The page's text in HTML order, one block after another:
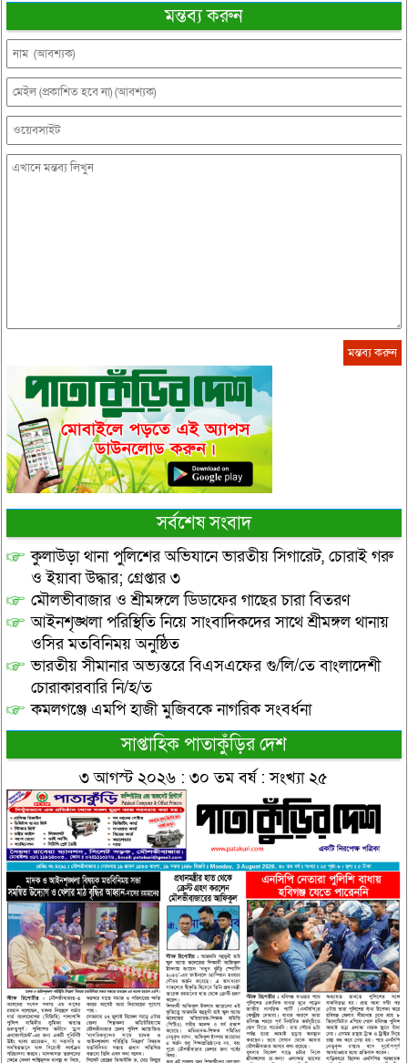
মন্তব্য করুন
সর্বশেষ সংবাদ
কুলাউড়া থানা পুলিশের অভিযানে ভারতীয় সিগারেট, চোরাই গরু
ও ইয়াবা উদ্ধার; গ্রেপ্তার ৩
মৌলভীবাজার ও শ্রীমঙ্গলে ডিডাফের গাছের চারা বিতরণ
আইনশৃঙ্খলা পরিস্থিতি নিয়ে সাংবাদিকদের সাথে শ্রীমঙ্গল থানায়
ওসির মতবিনিময় অনুষ্ঠিত
ভারতীয় সীমানার অভ্যন্তরে বিএসএফের গু/লি/তে বাংলাদেশী
চোরাকারবারি নি/হ/ত
কমলগঞ্জে এমপি হাজী মুজিবকে নাগরিক সংবর্ধনা
সাপ্তাহিক পাতাকুঁড়ির দেশ
৩ আগস্ট ২০২৬ : ৩০ তম বর্ষ : সংখ্যা ২৫